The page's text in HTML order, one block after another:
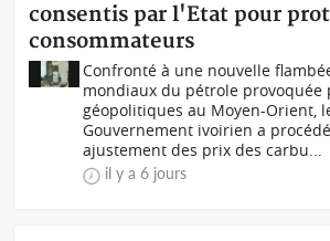
consentis par l'Etat pour
consommateurs
Confronté à une nouvelle
mondiaux du pétrole provoquée
géopolitiques au Moyen-Orient,
Gouvernement ivoirien a
ajustement des prix des carbu...
il y a 6 jours